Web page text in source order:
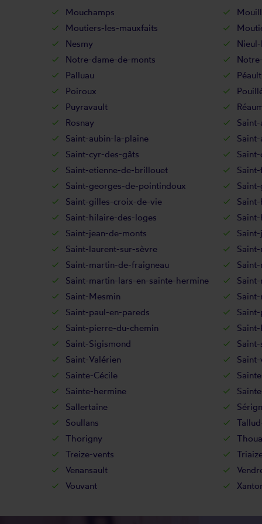
Mouchamps
Moutiers-les-mauxfaits
Nesmy
Notre-dame-de-monts
Palluau
Péault
Poiroux
Puyravault
Rosnay
Saint-aubin-la-plaine
Saint-cyr-des-gâts
Saint-etienne-de-brillouet
Saint-georges-de-pointindoux
Saint-gilles-croix-de-vie
Saint-hilaire-des-loges
Saint-jean-de-monts
Saint-laurent-sur-sèvre
Saint-martin-de-fraigneau
Saint-martin-lars-en-sainte-hermine
Saint-Mesmin
Saint-paul-en-pareds
Saint-pierre-du-chemin
Saint-Sigismond
Saint-Valérien
Sainte-Cécile
Sainte-hermine
Sallertaine
Soullans
Thorigny
Treize-vents
Venansault
Vouvant